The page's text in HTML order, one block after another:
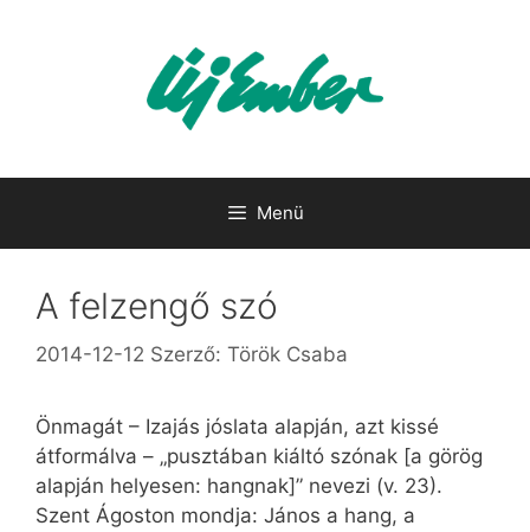
Menü
A felzengő szó
2014-12-12 Szerző: Török Csaba
Önmagát – Izajás jóslata alapján, azt kissé
átformálva – „pusztában kiáltó szónak [a görög
alapján helyesen: hangnak]” nevezi (v. 23).
Szent Ágoston mondja: János a hang, a